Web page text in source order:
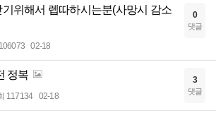
위해서 렙따하시는분(사망시 감소
02-18
0
댓글
정복
117134 02-18
3
댓글